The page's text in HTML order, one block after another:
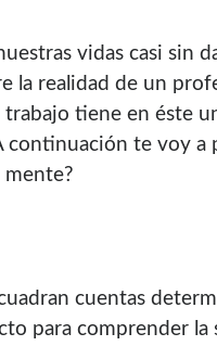
vidas casi sin
la realidad de un
tiene en éste
continuación te voy a
mente?
cuentas
para comprender la